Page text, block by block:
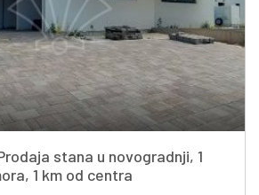
stana u novogradnji, 1
1 km od centra